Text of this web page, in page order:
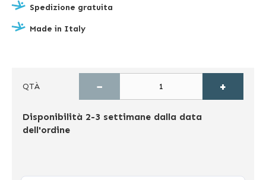
Spedizione gratuita
Made in Italy
QTÀ − +
Disponibilità 2-3 settimane dalla data
dell'ordine